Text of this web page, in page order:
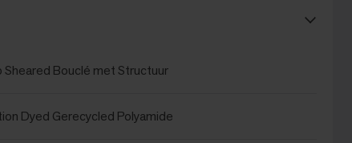
Bouclé met Structuur
Dyed Gerecycled Polyamide